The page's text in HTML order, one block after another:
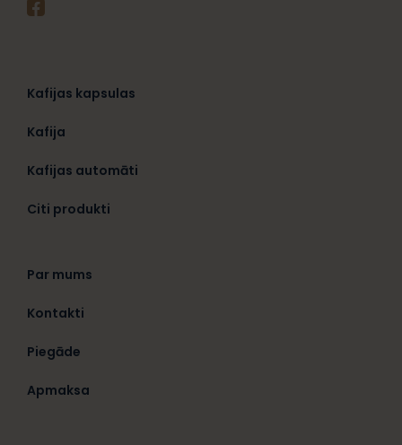
Kafijas kapsulas
Kafija
Kafijas automāti
Citi produkti
Par mums
Kontakti
Piegāde
Apmaksa